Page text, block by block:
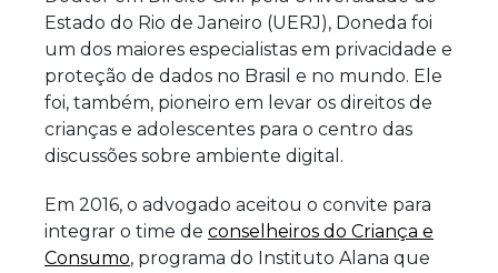
Estado do Rio de Janeiro (UERJ), Doneda foi
um dos maiores especialistas em privacidade e
proteção de dados no Brasil e no mundo. Ele
foi, também, pioneiro em levar os direitos de
crianças e adolescentes para o centro das
discussões sobre ambiente digital.
Em 2016, o advogado aceitou o convite para
integrar o time de conselheiros do Criança e
Consumo, programa do Instituto Alana que